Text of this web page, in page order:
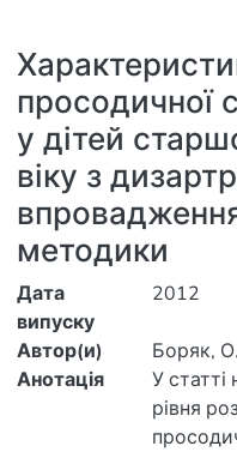
просодичної
у дітей
віку з
методики
Дата
випуску
2012
Автор(и)
Боряк,
Анотація
У статті
рівня